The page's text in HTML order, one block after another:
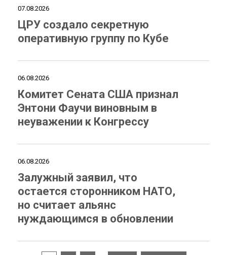
07.08.2026
ЦРУ создало секретную
оперативную группу по Кубе
06.08.2026
Комитет Сената США признал
Энтони Фаучи виновным в
неуважении к Конгрессу
06.08.2026
Залужный заявил, что
остается сторонником НАТО,
но считает альянс
нуждающимся в обновлении